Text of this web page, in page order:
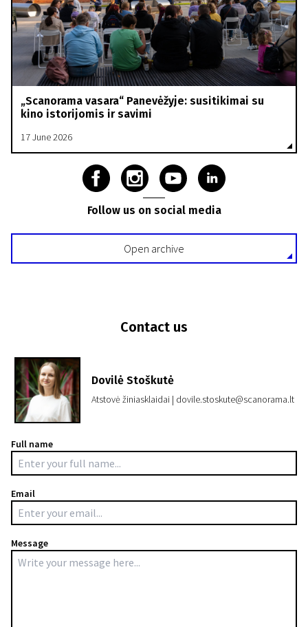
„Scanorama vasara“ Panevėžyje: susitikimai su
kino istorijomis ir savimi
17 June 2026
Follow us on social media
Open archive
Contact us
Dovilė Stoškutė
Atstovė žiniasklaidai | dovile.stoskute@scanorama.lt
Full name
Email
Message